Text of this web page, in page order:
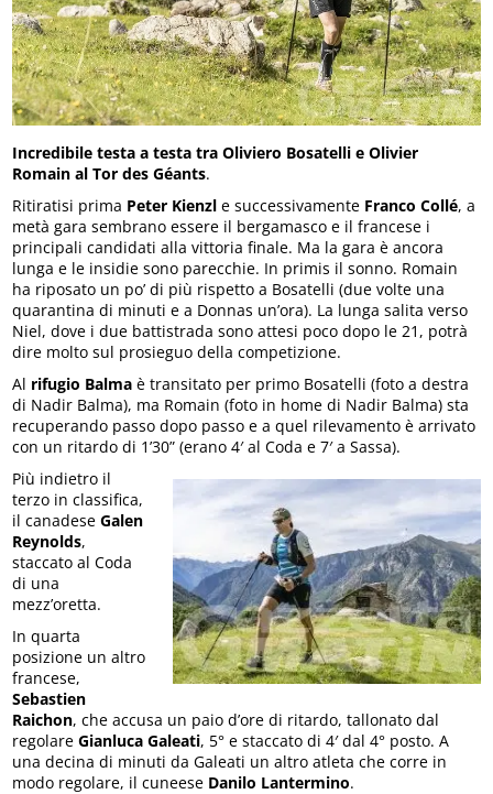
Incredibile testa a testa tra Oliviero Bosatelli e Olivier
Romain al Tor des Géants.
Ritiratisi prima Peter Kienzl e successivamente Franco Collé, a
metà gara sembrano essere il bergamasco e il francese i
principali candidati alla vittoria finale. Ma la gara è ancora
lunga e le insidie sono parecchie. In primis il sonno. Romain
ha riposato un po’ di più rispetto a Bosatelli (due volte una
quarantina di minuti e a Donnas un’ora). La lunga salita verso
Niel, dove i due battistrada sono attesi poco dopo le 21, potrà
dire molto sul prosieguo della competizione.
Al rifugio Balma è transitato per primo Bosatelli (foto a destra
di Nadir Balma), ma Romain (foto in home di Nadir Balma) sta
recuperando passo dopo passo e a quel rilevamento è arrivato
con un ritardo di 1’30” (erano 4′ al Coda e 7′ a Sassa).
Più indietro il
terzo in classifica,
il canadese Galen
Reynolds,
staccato al Coda
di una
mezz’oretta.
In quarta
posizione un altro
francese,
Sebastien
Raichon, che accusa un paio d’ore di ritardo, tallonato dal
regolareGianluca Galeati, 5° e staccato di 4′ dal 4° posto. A
una decina di minuti da Galeati un altro atleta che corre in
modo regolare, il cuneese Danilo Lantermino.